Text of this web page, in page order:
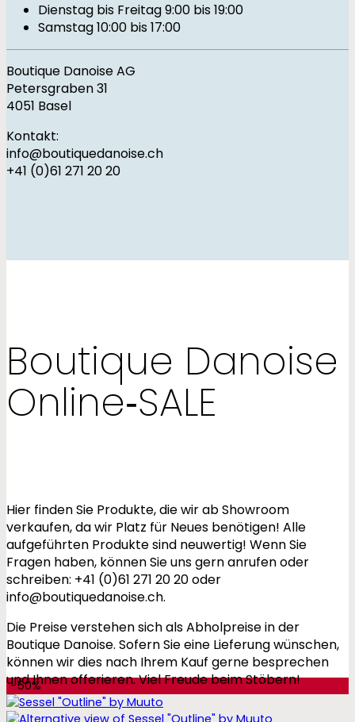
Dienstag bis Freitag 9:00 bis 19:00
Samstag 10:00 bis 17:00
Boutique Danoise AG
Petersgraben 31
4051 Basel
Kontakt:
info@boutiquedanoise.ch
+41 (0)61 271 20 20
Boutique Danoise
Online‑SALE
Hier finden Sie Produkte, die wir ab Showroom
verkaufen, da wir Platz für Neues benötigen! Alle
aufgeführten Produkte sind neuwertig! Wenn Sie
Fragen haben, können Sie uns gern anrufen oder
schreiben: +41 (0)61 271 20 20 oder
info@boutiquedanoise.ch.
Die Preise verstehen sich als Abholpreise in der
Boutique Danoise. Sofern Sie eine Lieferung wünschen,
können wir dies nach Ihrem Kauf gerne besprechen
und Ihnen offerieren. Viel Freude beim Stöbern!
-50%